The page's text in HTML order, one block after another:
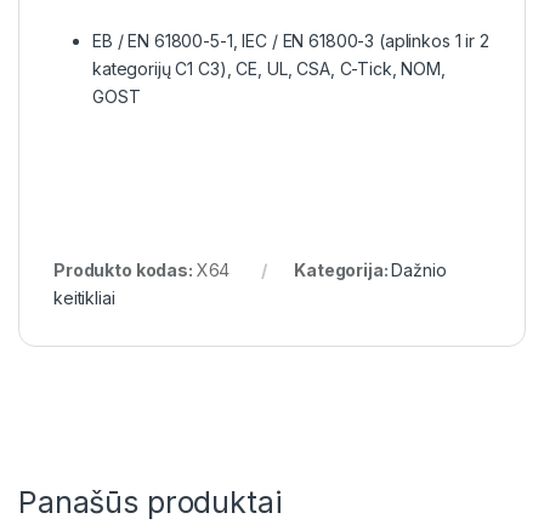
EB / EN 61800-5-1, IEC / EN 61800-3 (aplinkos 1 ir 2
kategorijų C1 C3), CE, UL, CSA, C-Tick, NOM,
GOST
Produkto kodas: X64 Kategorija:Dažnio
keitikliai
Panašūs produktai